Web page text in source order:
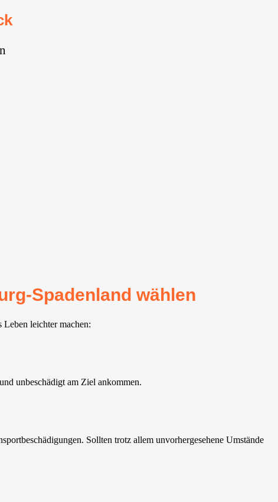
Spadenland wählen
Leben leichter machen:
unbeschädigt am Ziel ankommen.
Sollten trotz allem unvorhergesehene Umstände